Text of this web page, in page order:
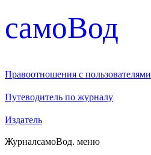
cамоВод
Правоотношения с пользователями
Путеводитель по журналу
Издатель
ЖурналсамоВод. меню